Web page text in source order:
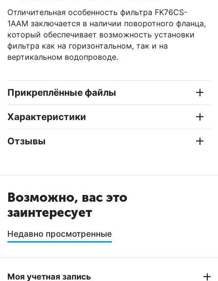
Отличительная особенность фильтра FK76CS-
1AAM заключается в наличии поворотного фланца,
который обеспечивает возможность установки
фильтра как на горизонтальном, так и на
вертикальном водопроводе.
Прикреплённые файлы
Характеристики
Отзывы
Возможно, вас это
заинтересует
Недавно просмотренные
Моя учетная запись